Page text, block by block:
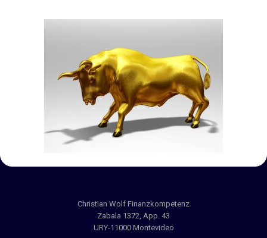
Christian Wolf Finanzkompetenz
Zabala 1372, App. 43
URY-11000 Montevideo